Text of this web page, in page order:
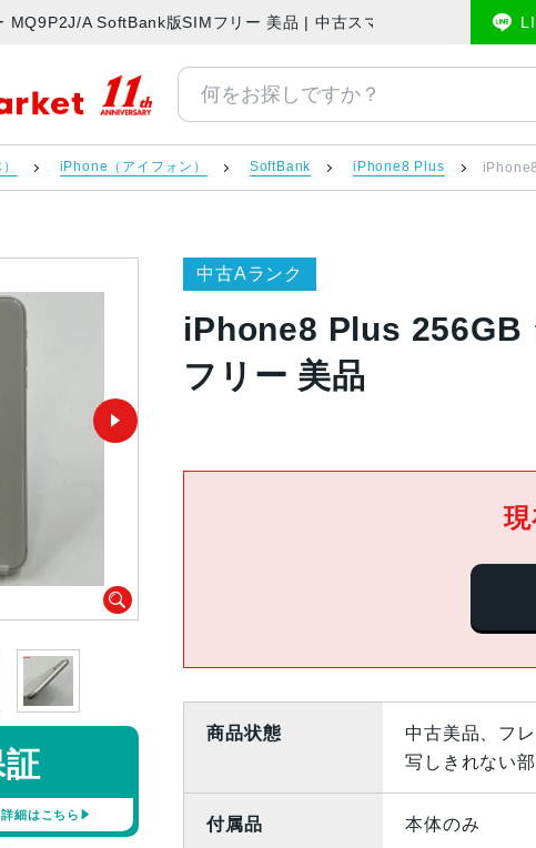
A SoftBank版SIMフリー 美品 | 中古スマホ販売のアメモバマ
iPhone（アイフォン） SoftBank iPhone8 Plus
中古Aランク
iPhone8 Plus 256GB
フリー 美品
詳細はこちら
商品状態
中古美品、フ
写しきれない
付属品 本体のみ